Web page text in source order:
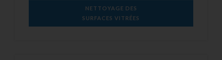
NETTOYAGE DES
SURFACES VITRÉES